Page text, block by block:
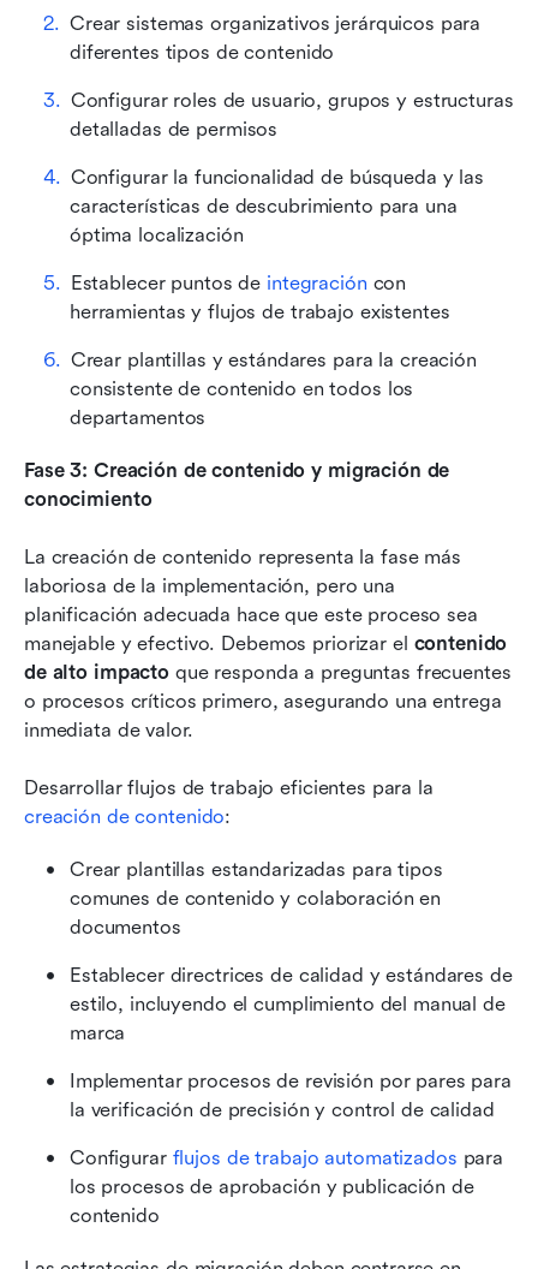
Crear sistemas organizativos jerárquicos para
diferentes tipos de contenido
Configurar roles de usuario, grupos y estructuras
detalladas de permisos
Configurar la funcionalidad de búsqueda y las
características de descubrimiento para una
óptima localización
Establecer puntos de integración con
herramientas y flujos de trabajo existentes
Crear plantillas y estándares para la creación
consistente de contenido en todos los
departamentos
Fase 3: Creación de contenido y migración de
conocimiento
La creación de contenido representa la fase más
laboriosa de la implementación, pero una
planificación adecuada hace que este proceso sea
manejable y efectivo. Debemos priorizar el contenido
de alto impacto que responda a preguntas frecuentes
o procesos críticos primero, asegurando una entrega
inmediata de valor.
creación de contenido:
Crear plantillas estandarizadas para tipos
comunes de contenido y colaboración en
documentos
Establecer directrices de calidad y estándares de
estilo, incluyendo el cumplimiento del manual de
marca
Implementar procesos de revisión por pares para
la verificación de precisión y control de calidad
Configurar flujos de trabajo automatizados para
los procesos de aprobación y publicación de
contenido